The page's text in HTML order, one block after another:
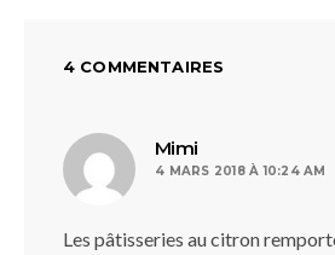
4 COMMENTAIRES
Mimi
4 MARS 2018 À 10:24 AM
Les pâtisseries au citron